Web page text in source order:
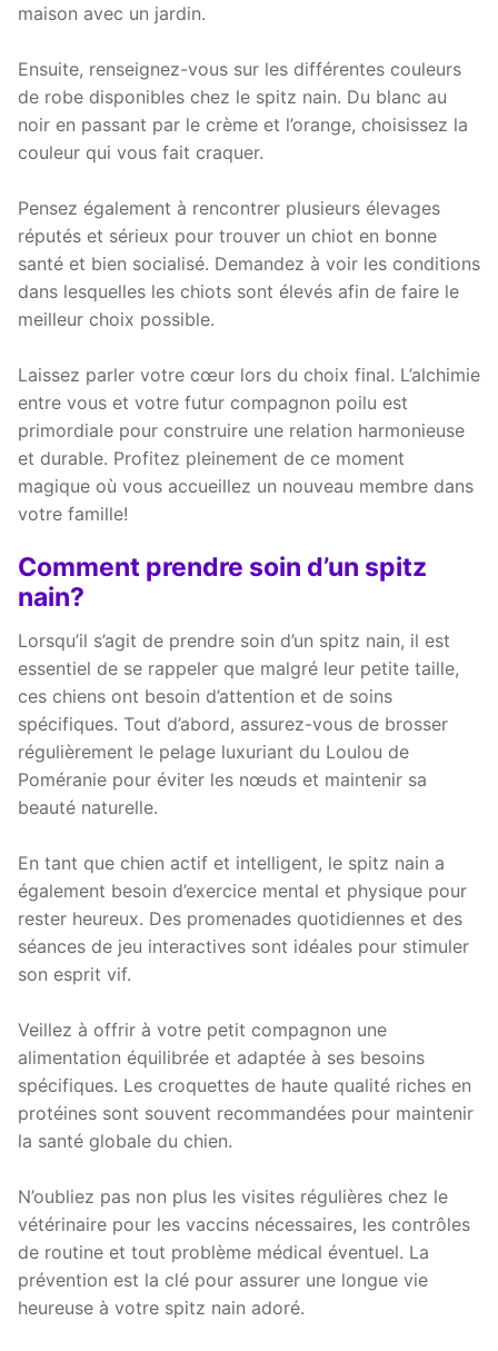
maison avec un jardin.
Ensuite, renseignez-vous sur les différentes couleurs
de robe disponibles chez le spitz nain. Du blanc au
noir en passant par le crème et l’orange, choisissez la
couleur qui vous fait craquer.
Pensez également à rencontrer plusieurs élevages
réputés et sérieux pour trouver un chiot en bonne
santé et bien socialisé. Demandez à voir les conditions
dans lesquelles les chiots sont élevés afin de faire le
meilleur choix possible.
Laissez parler votre cœur lors du choix final. L’alchimie
entre vous et votre futur compagnon poilu est
primordiale pour construire une relation harmonieuse
et durable. Profitez pleinement de ce moment
magique où vous accueillez un nouveau membre dans
votre famille!
Comment prendre soin d’un spitz
nain?
Lorsqu’il s’agit de prendre soin d’un spitz nain, il est
essentiel de se rappeler que malgré leur petite taille,
ces chiens ont besoin d’attention et de soins
spécifiques. Tout d’abord, assurez-vous de brosser
régulièrement le pelage luxuriant du Loulou de
Poméranie pour éviter les nœuds et maintenir sa
beauté naturelle.
En tant que chien actif et intelligent, le spitz nain a
également besoin d’exercice mental et physique pour
rester heureux. Des promenades quotidiennes et des
séances de jeu interactives sont idéales pour stimuler
son esprit vif.
Veillez à offrir à votre petit compagnon une
alimentation équilibrée et adaptée à ses besoins
spécifiques. Les croquettes de haute qualité riches en
protéines sont souvent recommandées pour maintenir
la santé globale du chien.
N’oubliez pas non plus les visites régulières chez le
vétérinaire pour les vaccins nécessaires, les contrôles
de routine et tout problème médical éventuel. La
prévention est la clé pour assurer une longue vie
heureuse à votre spitz nain adoré.